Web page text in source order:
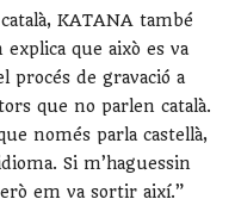
KATANA també
que això es va
procés de gravació a
que no parlen català.
només parla castellà,
Si m’haguessin
em va sortir així.”